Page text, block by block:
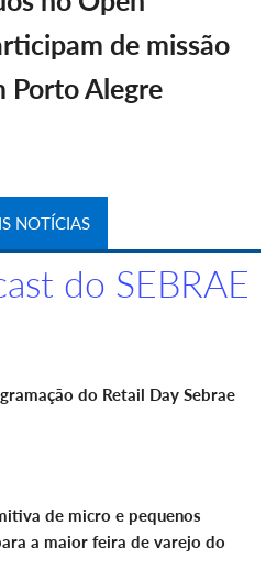
de missão
Porto Alegre
NOTÍCIAS
do SEBRAE
do Retail Day Sebrae
de micro e pequenos
a maior feira de varejo do